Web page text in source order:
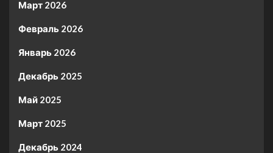
Март 2026
Февраль 2026
Январь 2026
Декабрь 2025
Май 2025
Март 2025
Декабрь 2024